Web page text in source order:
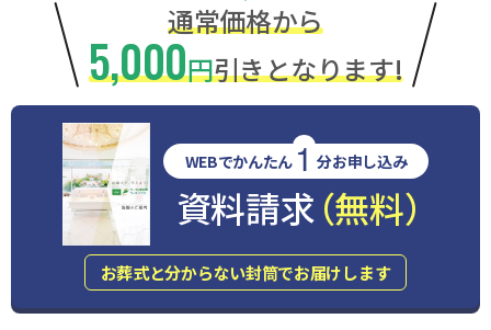
通常価格から
5,000円引きとなります!
WEBでかんたん 1 分お申し込み
資料請求（無料）
お葬式と分からない封筒でお届けします